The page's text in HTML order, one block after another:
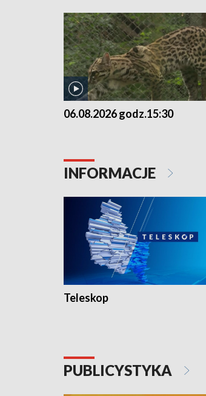
06.08.2026 godz.15:30
INFORMACJE
Teleskop
PUBLICYSTYKA